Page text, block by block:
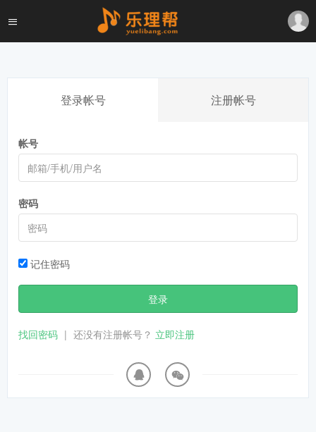
登录帐号 注册帐号
帐号
密码
记住密码
登录
找回密码 | 还没有注册帐号？ 立即注册